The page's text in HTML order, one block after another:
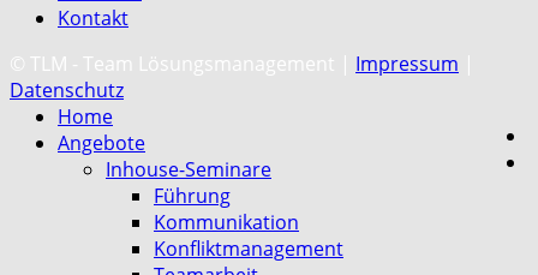
Kontakt
© TLM - Team Lösungsmanagement | Impressum |
Datenschutz
Home
Angebote
Inhouse-Seminare
Führung
Kommunikation
Konfliktmanagement